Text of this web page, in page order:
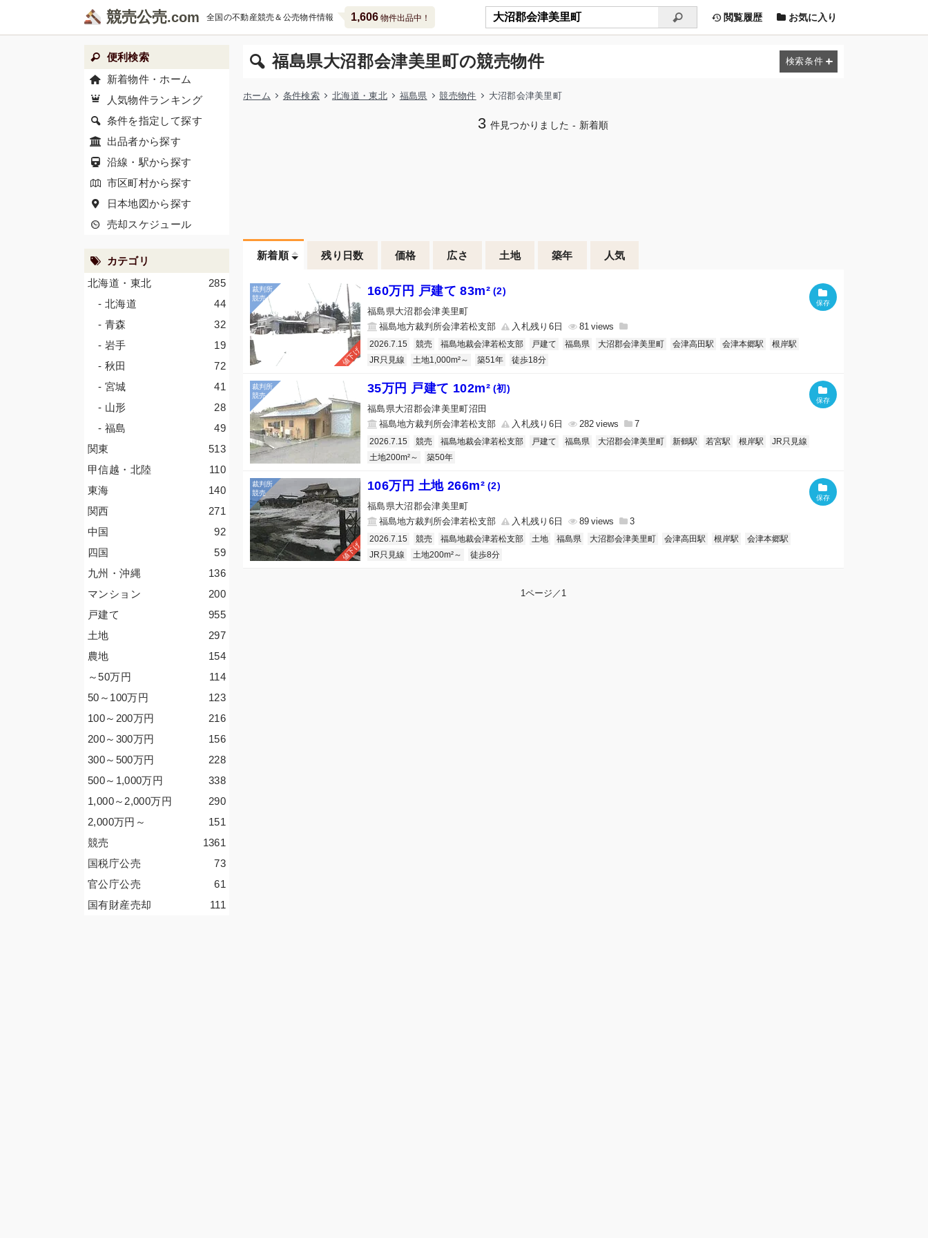
競売公売 全国の不動産競売＆公売物件情報 1,606物件出品中！ 閲覧履歴 お気に入り
福島県大沼郡会津美里町の競売物件
ホーム 条件検索 北海道・東北 福島県 競売物件 大沼郡会津美里町
3 件見つかりました - 新着順
新着順 残り日数 価格 広さ 土地 築年 人気
値下げ
160万円 戸建て 83m² (2)
福島県大沼郡会津美里町
福島地方裁判所会津若松支部
入札残り6日 81
2026.7.15 競売 福島地裁会津若松支部 戸建て 福島県 大沼郡会津美里町 会津高田駅 会津本郷駅
根岸駅
JR只見線
土地1,000m²～ 築51年 徒歩18分
35万円 戸建て 102m² (初)
福島県大沼郡会津美里町沼田
福島地方裁判所会津若松支部
入札残り6日 282 7
2026.7.15 競売 福島地裁会津若松支部 戸建て 福島県 大沼郡会津美里町 新鶴駅 若宮駅 根岸駅
JR只見線
土地200m²～
築50年
値下げ
106万円 土地 266m² (2)
福島県大沼郡会津美里町
福島地方裁判所会津若松支部
入札残り6日 89 3
2026.7.15 競売 福島地裁会津若松支部 土地 福島県 大沼郡会津美里町 会津高田駅 根岸駅
会津本郷駅
JR只見線
土地200m²～ 徒歩8分
1ページ／1
便利検索
新着物件・ホーム
人気物件ランキング
条件を指定して探す
出品者から探す
沿線・駅から探す
市区町村から探す
日本地図から探す
売却スケジュール
カテゴリ
285
北海道・東北
44
- 北海道
32
- 青森
19
- 岩手
72
- 秋田
41
- 宮城
28
- 山形
49
- 福島
513
関東
110
甲信越・北陸
140
東海
271
関西
92
中国
59
四国
136
九州・沖縄
200
マンション
955
戸建て
297
土地
154
農地
114
～50万円
123
50～100万円
216
100～200万円
156
200～300万円
228
300～500万円
338
500～1,000万円
290
1,000～2,000万円
151
2,000万円 ～
1361
競売
73
国税庁公売
61
官公庁公売
111
国有財産売却